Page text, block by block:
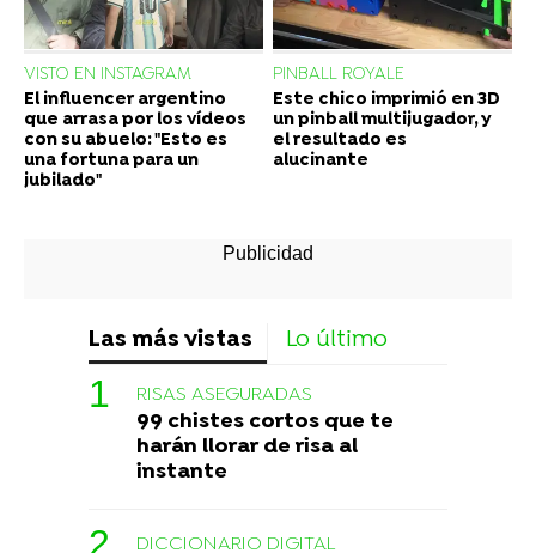
VISTO EN INSTAGRAM
El influencer argentino
que arrasa por los vídeos
con su abuelo: "Esto es
una fortuna para un
jubilado"
PINBALL ROYALE
Este chico imprimió en 3D
un pinball multijugador, y
el resultado es
alucinante
Las más vistas Lo último
RISAS ASEGURADAS
99 chistes cortos que te
harán llorar de risa al
instante
DICCIONARIO DIGITAL